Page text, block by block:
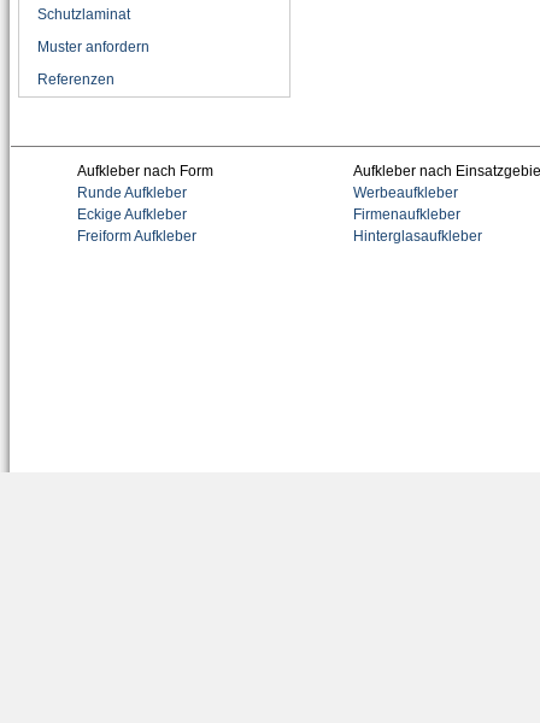
Schutzlaminat
Muster anfordern
Referenzen
Aufkleber nach Form
Aufkleber nach
Runde Aufkleber
Werbeaufkleber
Eckige Aufkleber
Firmenaufkleber
Freiform Aufkleber
Hinterglasaufkleber